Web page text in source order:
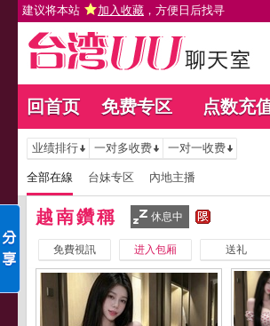
建议将本站 加入收藏 ，方便日后找寻
回首页 免费专区 点数充
业绩排行 一对多收费 一对一收费
全部在線 台妹专区 內地主播
越南鑽稱 休息中
免費視訊 进入包厢 送礼